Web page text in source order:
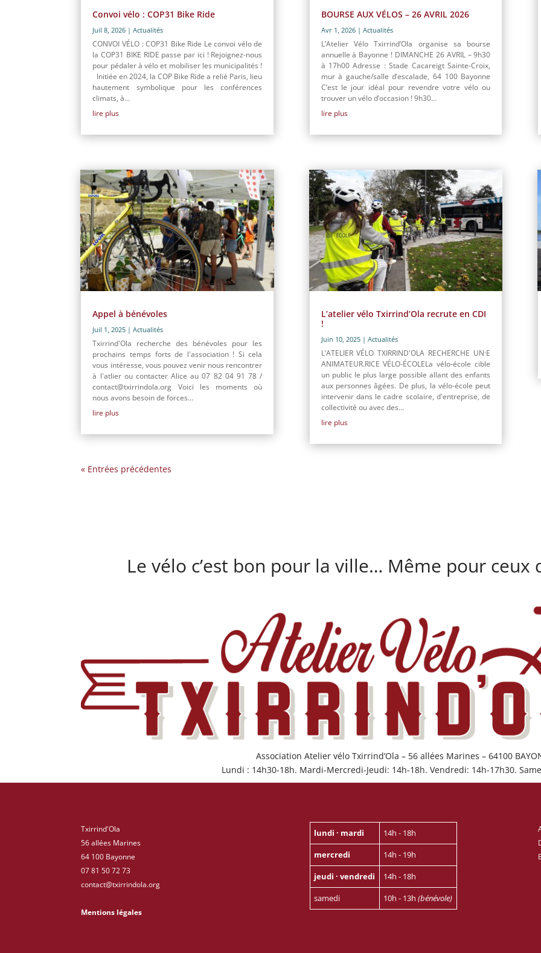
Convoi vélo : COP31 Bike Ride
Juil 8, 2026 |Actualités
CONVOI VÉLO : COP31 Bike Ride Le convoi vélo de
la COP31 BIKE RIDE passe par ici ! Rejoignez-nous
pour pédaler à vélo et mobiliser les municipalités !
Initiée en 2024, la COP Bike Ride a relié Paris, lieu
hautement symbolique pour les conférences
climats, à...
lire plus
Appel à bénévoles
Juil 1, 2025 |Actualités
Txirrind'Ola recherche des bénévoles pour les
prochains temps forts de l'association ! Si cela
vous intéresse, vous pouvez venir nous rencontrer
à l'atlier ou contacter Alice au 07 82 04 91 78 /
contact@txirrindola.org Voici les moments où
nous avons besoin de forces...
lire plus
BOURSE AUX VÉLOS – 26 AVRIL 2026
Avr 1, 2026| Actualités
L’Atelier Vélo Txirrind’Ola organise sa bourse
annuelle à Bayonne ! DIMANCHE 26 AVRIL – 9h30
à 17h00 Adresse : Stade Cacareigt Sainte-Croix,
mur à gauche/salle d’escalade, 64 100 Bayonne
C’est le jour idéal pour revendre votre vélo ou
trouver un vélo d’occasion ! 9h30...
lire plus
L’atelier vélo Txirrind’Ola recrute en CDI
!
Juin 10, 2025| Actualités
L’ATELIER VÉLO TXIRRIND'OLA RECHERCHE UN·E
ANIMATEUR.RICE VÉLO-ÉCOLELa vélo-école cible
un public le plus large possible allant des enfants
aux personnes âgées. De plus, la vélo-école peut
intervenir dans le cadre scolaire, d'entreprise, de
collectivité ou avec des...
lire plus
« Entrées précédentes
Le vélo c’est bon pour la ville… Même pour ceux
Association Atelier vélo Txirrind’Ola – 56 allées Marines – 64100
Lundi : 14h30-18h. Mardi-Mercredi-Jeudi: 14h-18h. Vendredi: 14h-17h30.
Txirrind'Ola
56 allées Marines
64 100 Bayonne
07 81 50 72 73
contact@txirrindola.org
Mentions légales
lundi · mardi
14h - 18h
mercredi
14h - 19h
jeudi · vendredi
14h - 18h
samedi
10h - 13h (bénévole)